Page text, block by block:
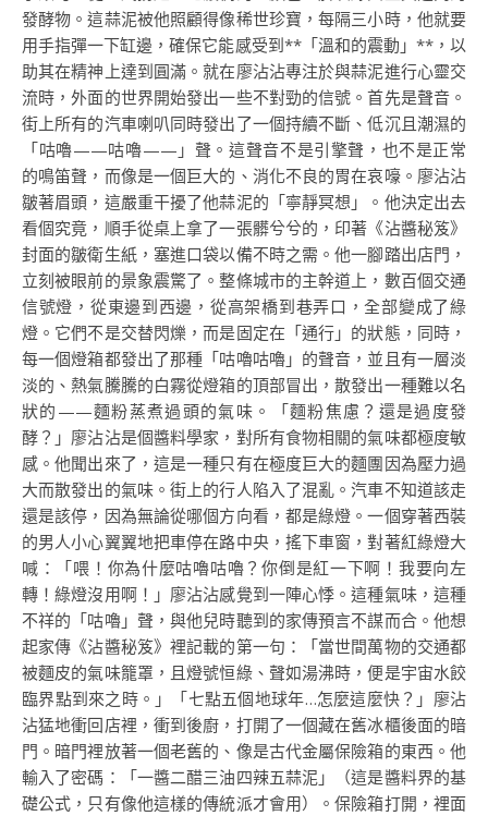
發酵物。這蒜泥被他照顧得像稀世珍寶，每隔三小時，他就要
用手指彈一下缸邊，確保它能感受到**「溫和的震動」**，以
助其在精神上達到圓滿。就在廖沾沾專注於與蒜泥進行心靈交
流時，外面的世界開始發出一些不對勁的信號。首先是聲音。
街上所有的汽車喇叭同時發出了一個持續不斷、低沉且潮濕的
「咕嚕——咕嚕——」聲。這聲音不是引擎聲，也不是正常
的鳴笛聲，而像是一個巨大的、消化不良的胃在哀嚎。廖沾沾
皺著眉頭，這嚴重干擾了他蒜泥的「寧靜冥想」。他決定出去
看個究竟，順手從桌上拿了一張髒兮兮的，印著《沾醬秘笈》
封面的皺衛生紙，塞進口袋以備不時之需。他一腳踏出店門，
立刻被眼前的景象震驚了。整條城市的主幹道上，數百個交通
信號燈，從東邊到西邊，從高架橋到巷弄口，全部變成了綠
燈。它們不是交替閃爍，而是固定在「通行」的狀態，同時，
每一個燈箱都發出了那種「咕嚕咕嚕」的聲音，並且有一層淡
淡的、熱氣騰騰的白霧從燈箱的頂部冒出，散發出一種難以名
狀的——麵粉蒸煮過頭的氣味。「麵粉焦慮？還是過度發
酵？」廖沾沾是個醬料學家，對所有食物相關的氣味都極度敏
感。他聞出來了，這是一種只有在極度巨大的麵團因為壓力過
大而散發出的氣味。街上的行人陷入了混亂。汽車不知道該走
還是該停，因為無論從哪個方向看，都是綠燈。一個穿著西裝
的男人小心翼翼地把車停在路中央，搖下車窗，對著紅綠燈大
喊：「喂！你為什麼咕嚕咕嚕？你倒是紅一下啊！我要向左
轉！綠燈沒用啊！」廖沾沾感覺到一陣心悸。這種氣味，這種
不祥的「咕嚕」聲，與他兒時聽到的家傳預言不謀而合。他想
起家傳《沾醬秘笈》裡記載的第一句：「當世間萬物的交通都
被麵皮的氣味籠罩，且燈號恒綠、聲如湯沸時，便是宇宙水餃
臨界點到來之時。」「七點五個地球年…怎麼這麼快？」廖沾
沾猛地衝回店裡，衝到後廚，打開了一個藏在舊冰櫃後面的暗
門。暗門裡放著一個老舊的、像是古代金屬保險箱的東西。他
輸入了密碼：「一醬二醋三油四辣五蒜泥」（這是醬料界的基
礎公式，只有像他這樣的傳統派才會用）。保險箱打開，裡面